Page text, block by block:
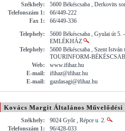
Székhely:
5600 Békéscsaba , Derkovits
Telefonszám 1:
66/449-222
Fax 1:
66/449-336
Telephely:
5600 Békéscsaba , Gyulai út
EMLÉKHÁZ
Telephely:
5600 Békéscsaba , Szent István
TOURINFORM-
Web:
www.ifihaz.hu
E-mail:
ifihaz@ifihaz.hu
E-mail:
gazdasagi@ifihaz.hu
Kovács Margit Általános Művelődési
Székhely:
9024 Győr , Répce u. 2.
Telefonszám 1:
96/428-033